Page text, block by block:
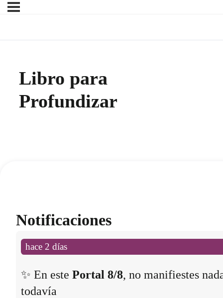
Libro para
Profundizar
Notificaciones
hace 2 días
✨ En este Portal 8/8, no manifiestes
todavía